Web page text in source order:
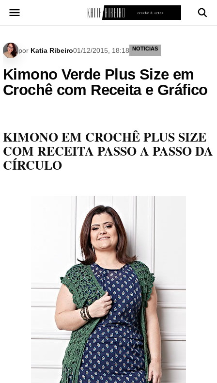
para
por Katia Ribeiro01/12/2015, 18:18 NOTICIAS
Kimono Verde Plus Size em
Crochê com Receita e Gráfico
KIMONO EM CROCHÊ PLUS SIZE
COM RECEITA PASSO A PASSO DA
CÍRCULO